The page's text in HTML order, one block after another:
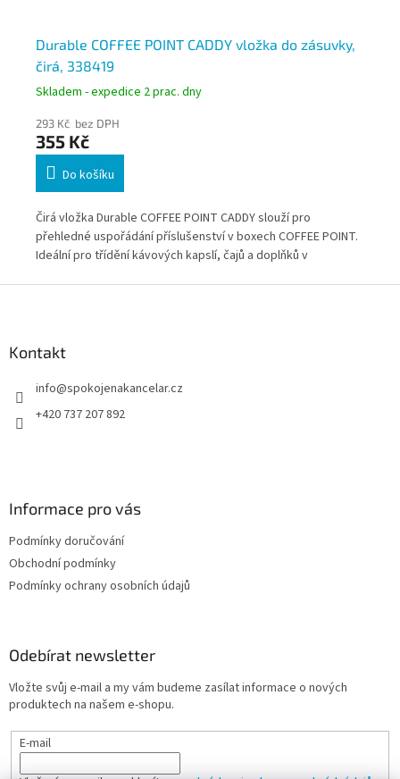
Durable COFFEE POINT CADDY vložka do zásuvky,
čirá, 338419
Skladem - expedice 2 prac. dny
293 Kč bez DPH
355 Kč
Do košíku
Čirá vložka Durable COFFEE POINT CADDY slouží pro
přehledné uspořádání příslušenství v boxech COFFEE POINT.
Ideální pro třídění kávových kapslí, čajů a doplňků v
Kontakt
info@spokojenakancelar.cz
+420 737 207 892
Informace pro vás
Podmínky doručování
Obchodní podmínky
Podmínky ochrany osobních údajů
Odebírat newsletter
Vložte svůj e-mail a my vám budeme zasílat informace o nových
produktech na našem e-shopu.
E-mail